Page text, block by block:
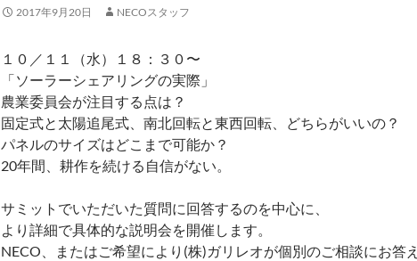
2017年9月20日 NECOスタッフ
１０／１１（水）１８：３０〜
「ソーラーシェアリングの実際」
農業委員会が注目する点は？
固定式と太陽追尾式、南北回転と東西回転、どちらがいいの？
パネルのサイズはどこまで可能か？
20年間、耕作を続ける自信がない。
サミットでいただいた質問に回答するのを中心に、
より詳細で具体的な説明会を開催します。
NECO、またはご希望により(株)ガリレオが個別のご相談にお答え